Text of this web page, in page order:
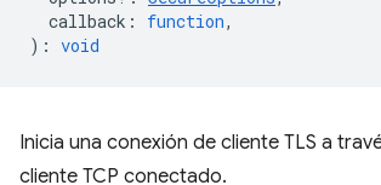
callback : function,
) : void
Inicia una conexión de cliente TLS a
cliente TCP conectado.